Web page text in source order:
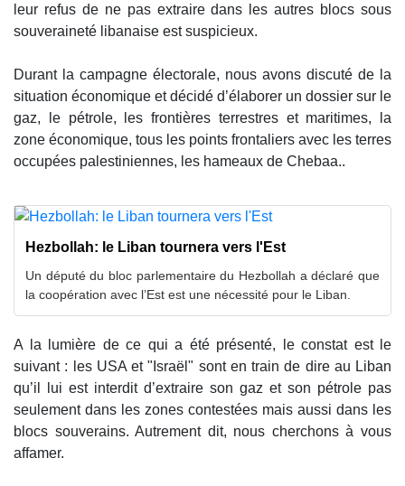
leur refus de ne pas extraire dans les autres blocs sous
souveraineté libanaise est suspicieux.
Durant la campagne électorale, nous avons discuté de la
situation économique et décidé d’élaborer un dossier sur le
gaz, le pétrole, les frontières terrestres et maritimes, la
zone économique, tous les points frontaliers avec les terres
occupées palestiniennes, les hameaux de Chebaa..
Hezbollah: le Liban tournera vers l'Est
Un député du bloc parlementaire du Hezbollah a déclaré que
la coopération avec l’Est est une nécessité pour le Liban.
A la lumière de ce qui a été présenté, le constat est le
suivant : les USA et "Israël" sont en train de dire au Liban
qu’il lui est interdit d’extraire son gaz et son pétrole pas
seulement dans les zones contestées mais aussi dans les
blocs souverains. Autrement dit, nous cherchons à vous
affamer.